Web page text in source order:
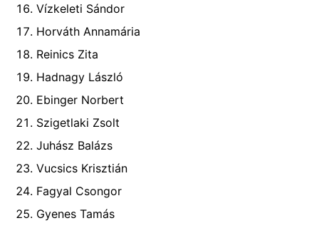
Vízkeleti Sándor
Horváth Annamária
Reinics Zita
Hadnagy László
Ebinger Norbert
Szigetlaki Zsolt
Juhász Balázs
Vucsics Krisztián
Fagyal Csongor
Gyenes Tamás